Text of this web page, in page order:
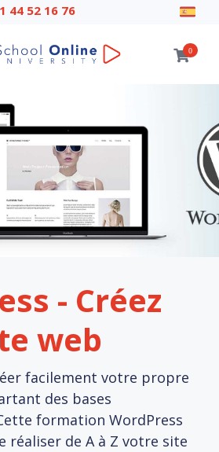
44 52 16 76
0
- Créez
web
facilement votre propre
des bases
formation WordPress
réaliser de A à Z votre site